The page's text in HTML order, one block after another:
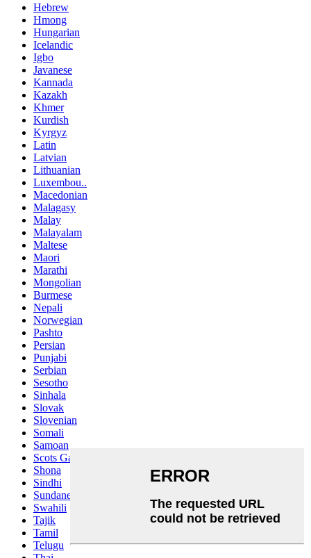
Hebrew
Hmong
Hungarian
Icelandic
Igbo
Javanese
Kannada
Kazakh
Khmer
Kurdish
Kyrgyz
Latin
Latvian
Lithuanian
Luxembou..
Macedonian
Malagasy
Malay
Malayalam
Maltese
Maori
Marathi
Mongolian
Burmese
Nepali
Norwegian
Pashto
Persian
Punjabi
Serbian
Sesotho
Sinhala
Slovak
Slovenian
Somali
Samoan
Scots Gaelic
Shona
Sindhi
Sundanese
Swahili
Tajik
Tamil
Telugu